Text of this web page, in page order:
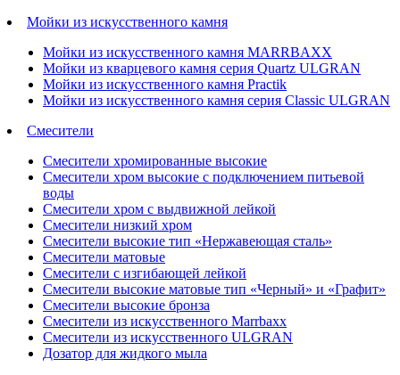
Мойки из искусственного камня
Мойки из искусственного камня MARRBAXX
Мойки из кварцевого камня серия Quartz ULGRAN
Мойки из искусственного камня Practik
Мойки из искусственного камня серия Classic ULGRAN
Смесители
Смесители хромированные высокие
Смесители хром высокие с подключением питьевой
воды
Смесители хром с выдвижной лейкой
Смесители низкий хром
Смесители высокие тип «Нержавеющая сталь»
Смесители матовые
Смесители с изгибающей лейкой
Смесители высокие матовые тип «Черный» и «Графит»
Смесители высокие бронза
Смесители из искусственного Marrbaxx
Смесители из искусственного ULGRAN
Дозатор для жидкого мыла